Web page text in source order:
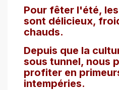
Pour fêter l'été,
sont délicieux,
chauds.
Depuis que la
sous tunnel, nous
profiter en
intempéries.